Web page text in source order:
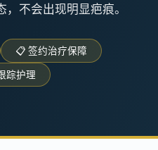
不会出现明显疤痕。
📋 签约治疗保障
踪护理